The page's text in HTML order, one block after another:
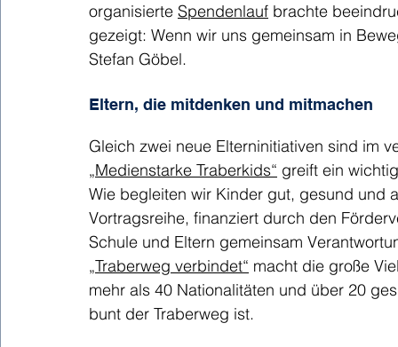
organisierte Spendenlauf brachte
gezeigt: Wenn wir uns gemeinsam in
Stefan Göbel.
Eltern, die mitdenken und mitmachen
Gleich zwei neue Elterninitiativen sind im
„Medienstarke Traberkids“ greift ein
Wie begleiten wir Kinder gut, gesund und
Vortragsreihe, finanziert durch den
Schule und Eltern gemeinsam
„Traberweg verbindet“ macht die große
mehr als 40 Nationalitäten und über 20
bunt der Traberweg ist.